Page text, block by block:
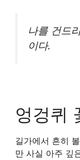
나를 건드
이다.
엉겅퀴
길가에서 흔히
만 사실 아주 깊